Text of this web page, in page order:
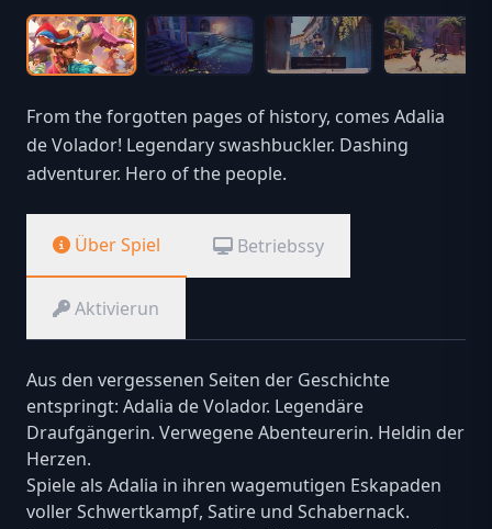
From the forgotten pages of history, comes Adalia
de Volador! Legendary swashbuckler. Dashing
adventurer. Hero of the people.
Über Spiel Betriebssy
Aktivierun
Aus den vergessenen Seiten der Geschichte
entspringt: Adalia de Volador. Legendäre
Draufgängerin. Verwegene Abenteurerin. Heldin der
Herzen.
Spiele als Adalia in ihren wagemutigen Eskapaden
voller Schwertkampf, Satire und Schabernack.